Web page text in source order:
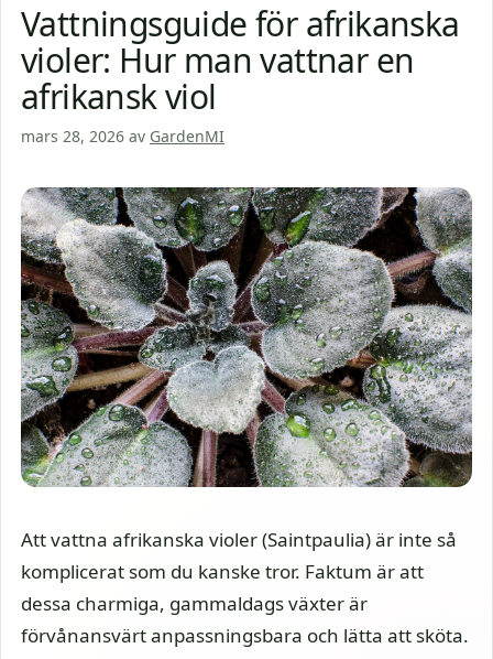
Vattningsguide för afrikanska
violer: Hur man vattnar en
afrikansk viol
mars 28, 2026 av GardenMI
Att vattna afrikanska violer (Saintpaulia) är inte så
komplicerat som du kanske tror. Faktum är att
dessa charmiga, gammaldags växter är
förvånansvärt anpassningsbara och lätta att sköta.